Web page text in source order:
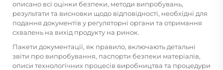
описано всі оцінки безпеки, методи випробувань,
результати та висновки щодо відповідності, необхідні для
подання документів у регуляторні органи та отримання
схвалень на вихід продукту на ринок.
Пакети документації, як правило, включають детальні
звіти про випробування, паспорти безпеки матеріалів,
описи технологічних процесів виробництва та процедури